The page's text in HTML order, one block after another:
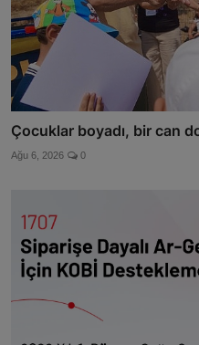
Çocuklar boyadı, bir can
Ağu 6, 2026 0